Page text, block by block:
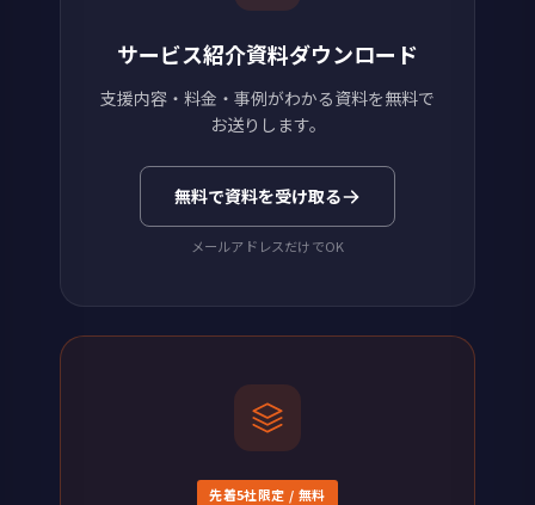
サービス紹介資料ダウンロード
支援内容・料金・事例がわかる資料を無料で
お送りします。
無料で資料を受け取る
メールアドレスだけでOK
先着5社限定 / 無料